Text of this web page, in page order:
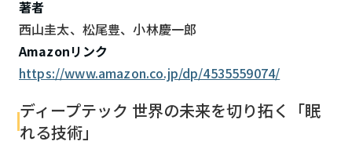
著者
西山圭太、松尾豊、小林慶一郎
Amazonリンク
https://www.amazon.co.jp/dp/4535559074/
ディープテック 世界の未来を切り拓く「眠
れる技術」